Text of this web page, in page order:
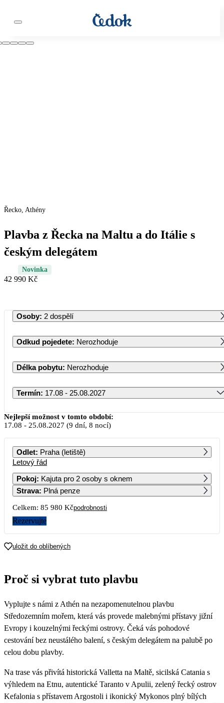
Řecko, Athény
Plavba z Řecka na Maltu a do Itálie s
českým delegátem
Novinka
42 990 Kč
Osoby: 2 dospělí
Odkud pojedete: Nerozhoduje
Délka pobytu: Nerozhoduje
Termín: 17.08 - 25.08.2027
Srpen 2027
PO ÚT ST ČT PÁ SO NE
2
16
Nejlepší možnost v tomto období:
17.08 - 25.08.2027 (9 dní, 8 nocí)
Odlet: Praha (letiště)
Letový řád
Pokoj: Kajuta pro 2 osoby s oknem
Strava: Plná penze
Celkem: 85 980 Kčpodrobnosti
Rezervujte
uložit do oblíbených
Proč si vybrat tuto plavbu
Vyplujte s námi z Athén na nezapomenutelnou plavbu
Středozemním mořem, která vás provede malebnými přístavy jižní
Evropy i kouzelnými řeckými ostrovy. Čeká vás pohodové
cestování bez neustálého balení, s českým delegátem na palubě po
celou dobu plavby.
Na trase vás přivítá historická Valletta na Maltě, sicilská Catania s
výhledem na Etnu, autentické Taranto v Apulii, zelený řecký ostrov
Kefalonia s přístavem Argostoli i ikonický Mykonos plný bílých